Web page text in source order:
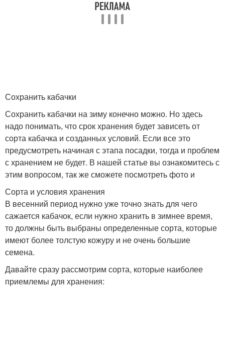
Сохранить кабачки
Сохранить кабачки на зиму конечно можно. Но здесь
надо понимать, что срок хранения будет зависеть от
сорта кабачка и созданных условий. Если все это
предусмотреть начиная с этапа посадки, тогда и проблем
с хранением не будет. В нашей статье вы ознакомитесь с
этим вопросом, так же сможете посмотреть фото и
Сорта и условия хранения
В весенний период нужно уже точно знать для чего
сажается кабачок, если нужно хранить в зимнее время,
то должны быть выбраны определенные сорта, которые
имеют более толстую кожуру и не очень большие
семена.
Давайте сразу рассмотрим сорта, которые наиболее
приемлемы для хранения: